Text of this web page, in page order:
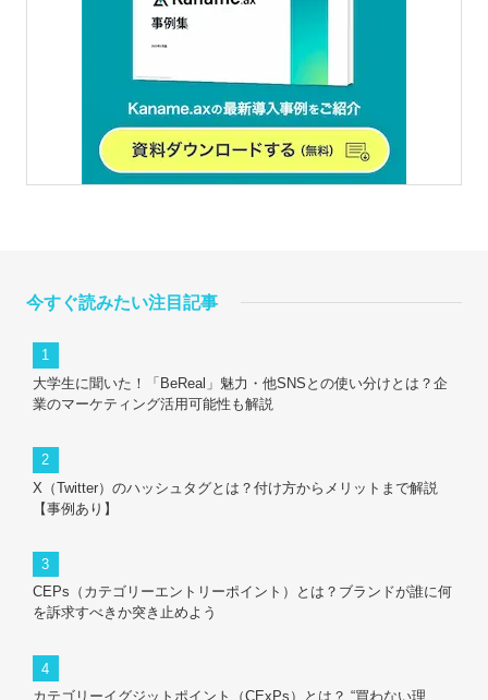
今すぐ読みたい注目記事
大学生に聞いた！「BeReal」魅力・他SNSとの使い分けとは？企
業のマーケティング活用可能性も解説
X（Twitter）のハッシュタグとは？付け方からメリットまで解説
【事例あり】
CEPs（カテゴリーエントリーポイント）とは？ブランドが誰に何
を訴求すべきか突き止めよう
カテゴリーイグジットポイント（CExPs）とは？ “買わない理